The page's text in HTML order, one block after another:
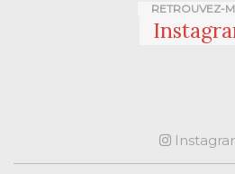
RETROUVEZ-